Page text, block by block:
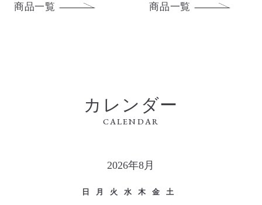
商品一覧 商品一覧
カレンダー
CALENDAR
2026年8月
日 月 火 水 木 金 土